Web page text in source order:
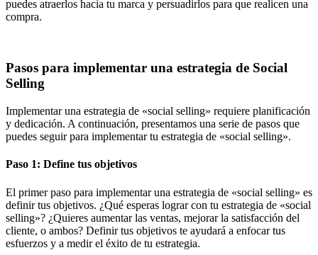
puedes atraerlos hacia tu marca y persuadirlos para que realicen una
compra.
Pasos para implementar una estrategia de Social
Selling
Implementar una estrategia de «social selling» requiere planificación
y dedicación. A continuación, presentamos una serie de pasos que
puedes seguir para implementar tu estrategia de «social selling».
Paso 1: Define tus objetivos
El primer paso para implementar una estrategia de «social selling» es
definir tus objetivos. ¿Qué esperas lograr con tu estrategia de «social
selling»? ¿Quieres aumentar las ventas, mejorar la satisfacción del
cliente, o ambos? Definir tus objetivos te ayudará a enfocar tus
esfuerzos y a medir el éxito de tu estrategia.